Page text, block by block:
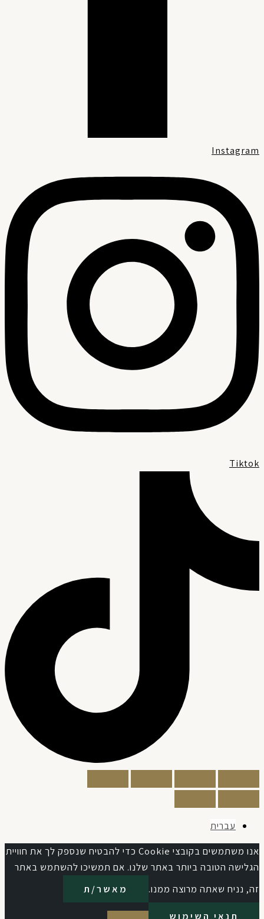
עברית
אנו משתמשים בקובצי Cookie כדי להבטיח שנספק לך את חוויית
הטובה ביותר באתר שלנו. אם תמשיכו להשתמש באתר
נניח שאתה מרוצה ממנו.
מאשר/ת
תנאי השימוש